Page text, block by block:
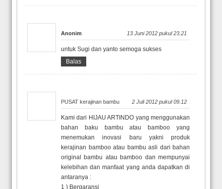
Anonim 13 Juni 2012 pukul 23.21
untuk Sugi dan yanto semoga sukses
Balas
PUSAT kerajinan bambu 2 Juli 2012 pukul 09.12
Kami dari HIJAU ARTINDO yang menggunakan
bahan baku bambu atau bamboo yang
menemukan inovasi baru yakni produk
kerajinan bamboo atau bambu asli dari bahan
original bambu atau bamboo dan mempunyai
kelebihan dan manfaat yang anda dapatkan di
antaranya :
1 ) Bergaransi